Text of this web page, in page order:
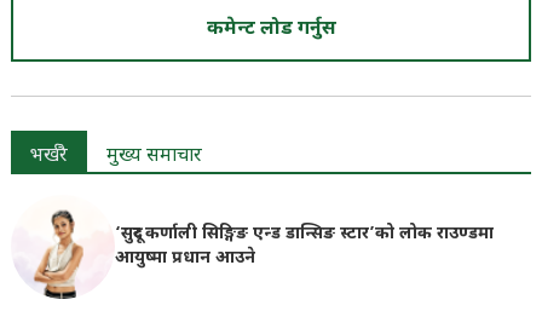
कमेन्ट लोड गर्नुस
भर्खरै मुख्य समाचार
‘सुदूर कर्णाली सिङ्गिङ एन्ड डान्सिङ स्टार’को लोक राउण्डमा
आयुष्मा प्रधान आउने